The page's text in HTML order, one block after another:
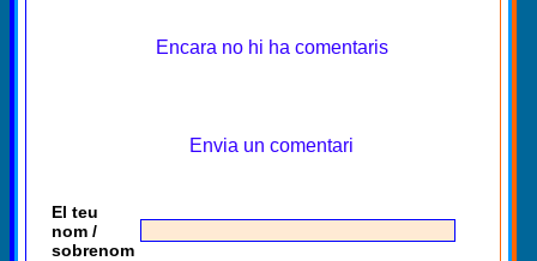
Encara no hi ha comentaris
Envia un comentari
El teu
nom /
sobrenom